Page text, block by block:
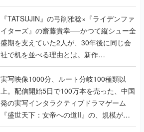
で作り込まれた理由を両ディレクターに聞
く
『TATSUJIN』の弓削雅稔×『ライデンファ
イターズ』の齋藤貴幸──かつて縦シュー全
盛期を支えていた2人が、30年後に同じ会
社で机を並べる理由とは。新作
『TATSUJIN EXTREME』で初タッグを組
んだレジェンド2人に訊く開発秘話
実写映像1000分、ルート分岐100種類以
上。配信開始5日で100万本を売った、中国
発の実写インタラクティブドラマゲーム
『盛世天下：女帝への道II』の、規模が違
うこだわりをプロデューサーに聞いた